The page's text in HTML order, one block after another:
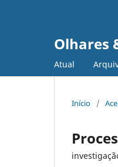
Olhares
Atual
Início /